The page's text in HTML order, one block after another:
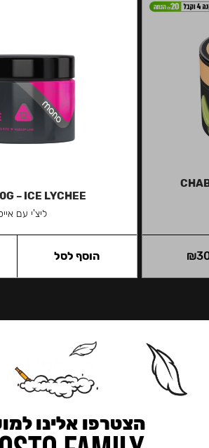
₪
– ICE LYCHEE
ליצ'י עם
הוסף לסל
הצטרפו אלינו